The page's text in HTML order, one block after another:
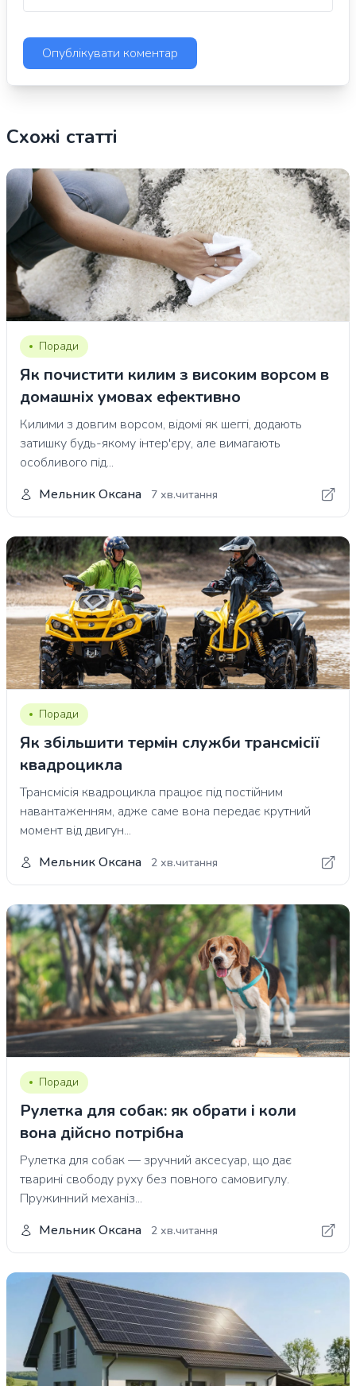
Схожі статті
Поради
Як почистити килим з високим ворсом в
домашніх умовах ефективно
Килими з довгим ворсом, відомі як шеггі, додають
затишку будь-якому інтер'єру, але вимагають
особливого під...
Мельник Оксана
7 хв.читання
Поради
Як збільшити термін служби трансмісії
квадроцикла
Трансмісія квадроцикла працює під постійним
навантаженням, адже саме вона передає крутний
момент від двигун...
Мельник Оксана
2 хв.читання
Поради
Рулетка для собак: як обрати і коли
вона дійсно потрібна
Рулетка для собак — зручний аксесуар, що дає
тварині свободу руху без повного самовигулу.
Пружинний механіз...
Мельник Оксана
2 хв.читання